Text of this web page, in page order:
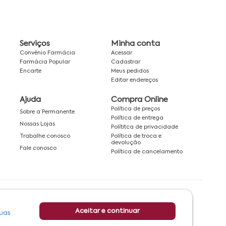
Aceitar e continuar
Serviços
Convênio Farmácia
Farmácia Popular
Encarte
Minha conta
Acessar
Cadastrar
Meus pedidos
Editar endereços
Ajuda
Sobre a Permanente
Nossas Lojas
Trabalhe conosco
Fale conosco
Compra Online
Política de preços
Política de entrega
Polítitca de privacidade
Política de troca e
devolução
Política de cancelamento